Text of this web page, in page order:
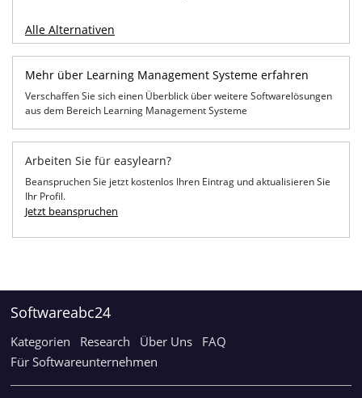
Alle Alternativen
Mehr über Learning Management Systeme erfahren
Verschaffen Sie sich einen Überblick über weitere Softwarelösungen
aus dem Bereich Learning Management Systeme
Arbeiten Sie für easylearn?
Beanspruchen Sie jetzt kostenlos Ihren Eintrag und aktualisieren Sie
Ihr Profil.
Jetzt beanspruchen
Softwareabc24
Kategorien Research Über Uns
FAQ
Für Softwareunternehmen